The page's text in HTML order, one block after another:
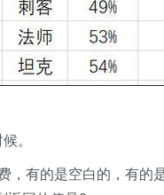
。
，有的是空白的，有